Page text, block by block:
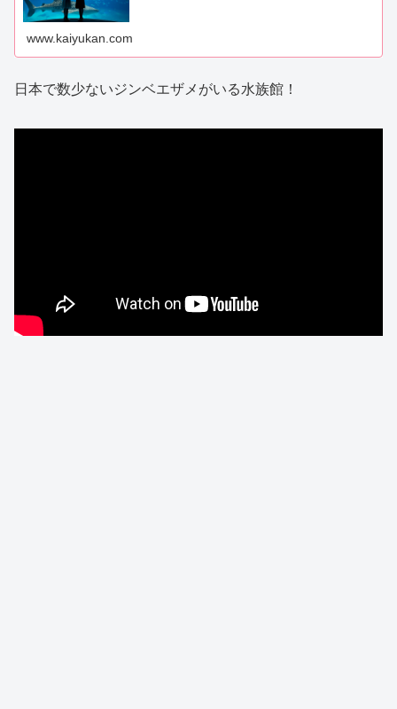
www.kaiyukan.com
日本で数少ないジンベエザメがいる水族館！